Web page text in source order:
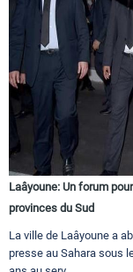
Laâyoune: Un forum
provinces du Sud
La ville de Laâyoune a
presse au Sahara sous